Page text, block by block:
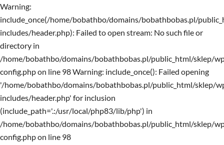
Warning:
include_once(/home/bobathbo/domains/bobathbobas.pl/
includes/header.php): Failed to open stream: No such file or
directory in
/home/bobathbo/domains/bobathbobas.pl/public_html/sklep/
config.php on line 98 Warning: include_once(): Failed opening
'/home/bobathbo/domains/bobathbobas.pl/public_html/sklep/
includes/header.php' for inclusion
(include_path='.:/usr/local/php83/lib/php') in
/home/bobathbo/domains/bobathbobas.pl/public_html/sklep/
config.php on line 98